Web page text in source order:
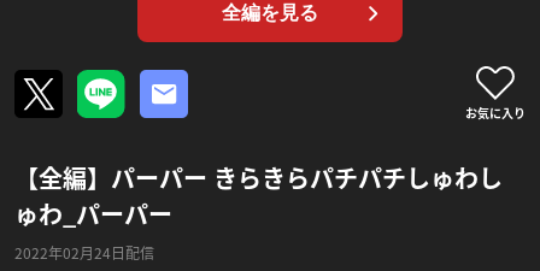
全編を見る
お気に入り
【全編】パーパー きらきらパチパチしゅわし
ゅわ_パーパー
2022年02月24日配信